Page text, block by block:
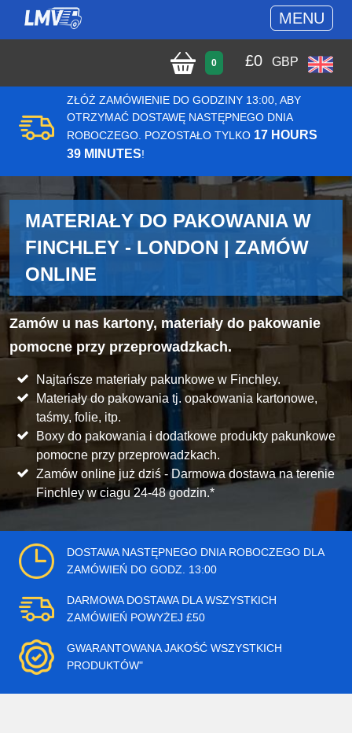
MENU
0 £0 GBP
ZŁÓŻ ZAMÓWIENIE DO GODZINY 13:00, ABY
OTRZYMAĆ DOSTAWĘ NASTĘPNEGO DNIA
ROBOCZEGO. POZOSTAŁO TYLKO 17 HOURS
39 MINUTES!
MATERIAŁY DO PAKOWANIA W
FINCHLEY - LONDON | ZAMÓW
ONLINE
Zamów u nas kartony, materiały do pakowanie
pomocne przy przeprowadzkach.
Najtańsze materiały pakunkowe w Finchley.
Materiały do pakowania tj. opakowania kartonowe,
taśmy, folie, itp.
Boxy do pakowania i dodatkowe produkty pakunkowe
pomocne przy przeprowadzkach.
Zamów online już dziś - Darmowa dostawa na terenie
Finchley w ciagu 24-48 godzin.*
DOSTAWA NASTĘPNEGO DNIA ROBOCZEGO DLA
ZAMÓWIEŃ DO GODZ. 13:00
DARMOWA DOSTAWA DLA WSZYSTKICH
ZAMÓWIEŃ POWYŻEJ £50
GWARANTOWANA JAKOŚĆ WSZYSTKICH
PRODUKTÓW"